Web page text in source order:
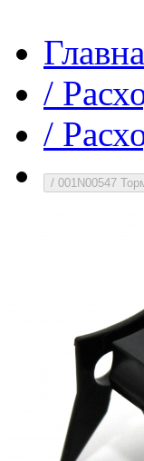
/
/
/ 001N00547